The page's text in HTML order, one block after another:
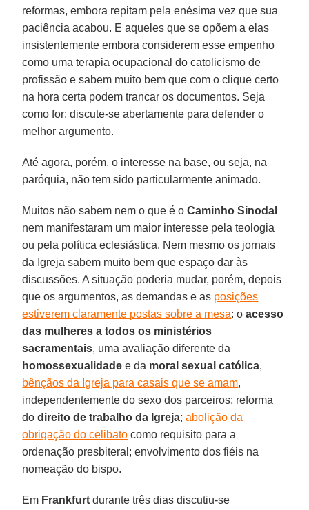
reformas, embora repitam pela enésima vez que sua
paciência acabou. E aqueles que se opõem a elas
insistentemente embora considerem esse empenho
como uma terapia ocupacional do catolicismo de
profissão e sabem muito bem que com o clique certo
na hora certa podem trancar os documentos. Seja
como for: discute-se abertamente para defender o
melhor argumento.
Até agora, porém, o interesse na base, ou seja, na
paróquia, não tem sido particularmente animado.
Muitos não sabem nem o que é oCaminho Sinodal
nem manifestaram um maior interesse pela teologia
ou pela política eclesiástica. Nem mesmo os jornais
da Igreja sabem muito bem que espaço dar às
discussões. A situação poderia mudar, porém, depois
que os argumentos, as demandas e as posições
estiverem claramente postas sobre a mesa: oacesso
das mulheres a todos os ministérios
sacramentais, uma avaliação diferente da
homossexualidade e da moral sexual católica,
bênçãos da Igreja para casais que se amam,
independentemente do sexo dos parceiros; reforma
dodireito de trabalho da Igreja;abolição da
obrigação do celibato como requisito para a
ordenação presbiteral; envolvimento dos fiéis na
nomeação do bispo.
Em Frankfurt durante três dias discutiu-se